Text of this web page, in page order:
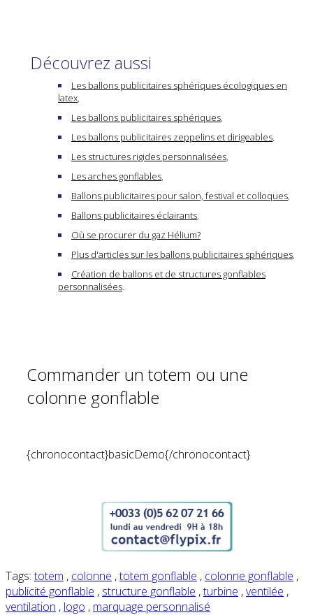
Découvrez aussi
Les ballons publicitaires sphériques écologiques en
latex
Les ballons publicitaires sphériques
Les ballons publicitaires zeppelins et dirigeables
Les structures rigides personnalisées
Les arches gonflables
Ballons publicitaires pour salon, festival et colloques
Ballons publicitaires éclairants
Où se procurer du gaz Hélium?
Plus d'articles sur les ballons publicitaires sphériques
Création de ballons et de structures gonflables
personnalisées
Commander un totem ou une
colonne gonflable
{chronocontact}basicDemo{/chronocontact}
Tags:totem , colonne ,totem gonflable , colonne gonflable ,
publicité gonflable , structure gonflable ,turbine ,ventilée ,
ventilation , logo , marquage personnalisé